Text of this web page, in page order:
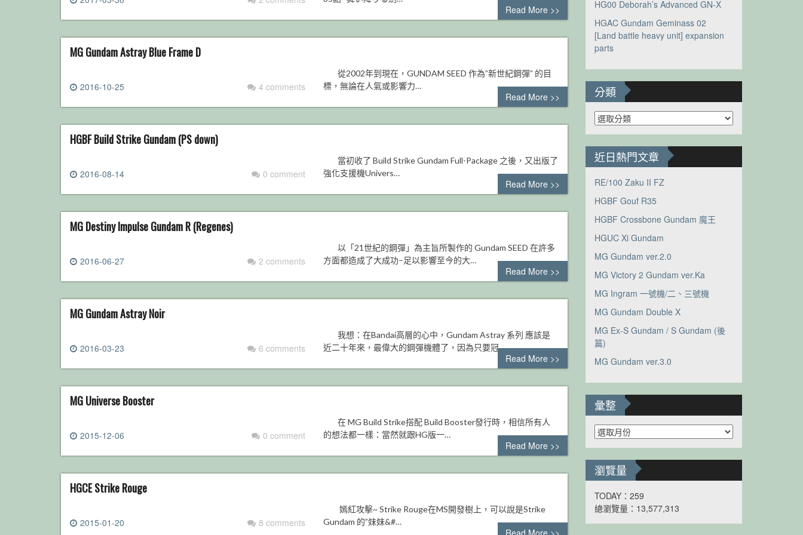
Read More >>
MG Gundam Astray Blue Frame D
2016-10-25 4 comments
從2002年到現在，GUNDAM SEED 作為”新世紀鋼彈” 的目
標，無論在人氣或影響力…
Read More >>
HGBF Build Strike Gundam (PS down)
2016-08-14 0 comment
當初收了 Build Strike Gundam Full-Package 之後，又出版了
強化支援機Univers…
Read More >>
MG Destiny Impulse Gundam R (Regenes)
2016-06-27 2 comments
以「21世紀的鋼彈」為主旨所製作的 Gundam SEED 在許多
方面都造成了大成功–足以影響至今的大…
Read More >>
MG Gundam Astray Noir
2016-03-23 6 comments
我想：在Bandai高層的心中，Gundam Astray 系列 應該是
近二十年來，最偉大的鋼彈機體了，因為只要冠…
Read More >>
MG Universe Booster
2015-12-06 0 comment
在 MG Build Strike搭配 Build Booster發行時，相信所有人
的想法都一樣：當然就跟HG版一…
Read More >>
HGCE Strike Rouge
2015-01-20 8 comments
嫣紅攻擊~ Strike Rouge在MS開發樹上，可以說是Strike
Gundam 的”妹妹&#…
HG00 Deborah’s Advanced GN-X
HGAC Gundam Geminass 02
[Land battle heavy unit] expansion
parts
分類
分
類
近日熱門文章
RE/100 Zaku II FZ
HGBF Gouf R35
HGBF Crossbone Gundam 魔王
HGUC Xi Gundam
MG Gundam ver.2.0
MG Victory 2 Gundam ver.Ka
MG Ingram 一號機/二、三號機
MG Gundam Double X
MG Ex-S Gundam / S Gundam (後
篇)
MG Gundam ver.3.0
彙整
彙
整
瀏覽量
TODAY：259
總瀏覽量：13,577,313